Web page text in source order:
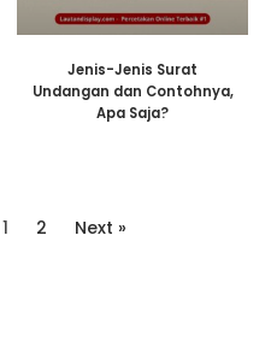
Jenis-Jenis Surat
Undangan dan Contohnya,
Apa Saja?
1 2 Next »